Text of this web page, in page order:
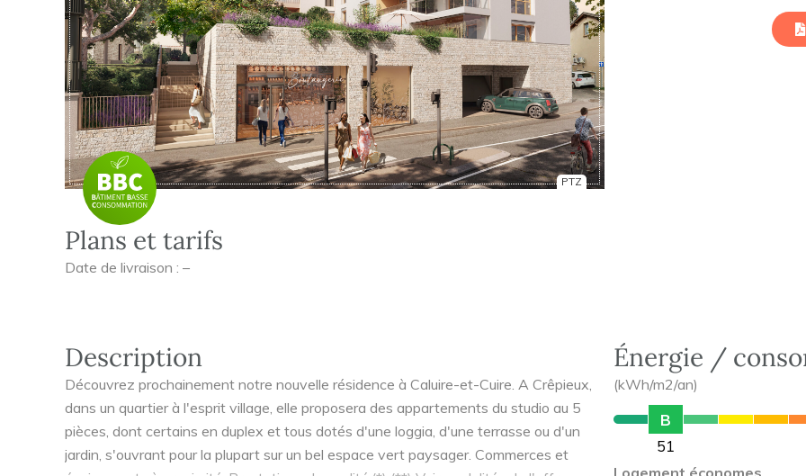
PTZ
Plans et tarifs
Date de livraison : –
Description
Découvrez prochainement notre nouvelle résidence à Caluire-et-Cuire. A Crêpieux,
dans un quartier à l'esprit village, elle proposera des appartements du studio au 5
pièces, dont certains en duplex et tous dotés d'une loggia, d'une terrasse ou d'un
jardin, s'ouvrant pour la plupart sur un bel espace vert paysager. Commerces et
Énergie /
(kWh/m2/an)
B
51
Logement économes